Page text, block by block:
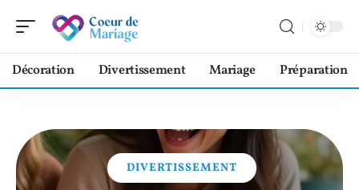
Décoration Divertissement Mariage Préparation
DIVERTISSEMENT